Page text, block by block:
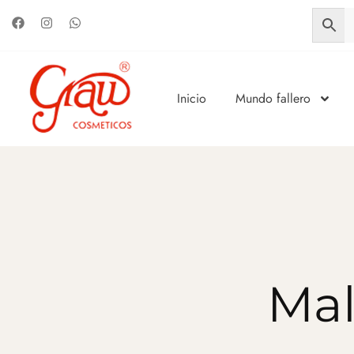
Inicio Mundo fallero